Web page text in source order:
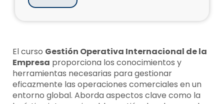
El curso Gestión Operativa Internacional de la
Empresa proporciona los conocimientos y
herramientas necesarias para gestionar
eficazmente las operaciones comerciales en un
entorno global. Aborda aspectos clave como la